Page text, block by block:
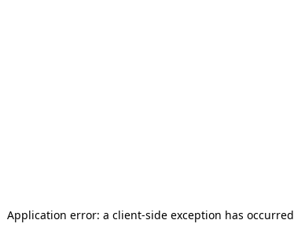
Application error: a client-side exception has occurred